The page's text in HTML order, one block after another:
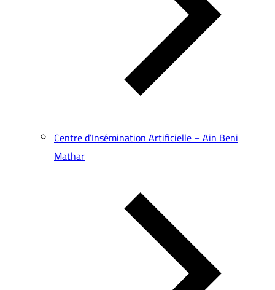
Centre d’Insémination Artificielle – Ain Beni
Mathar